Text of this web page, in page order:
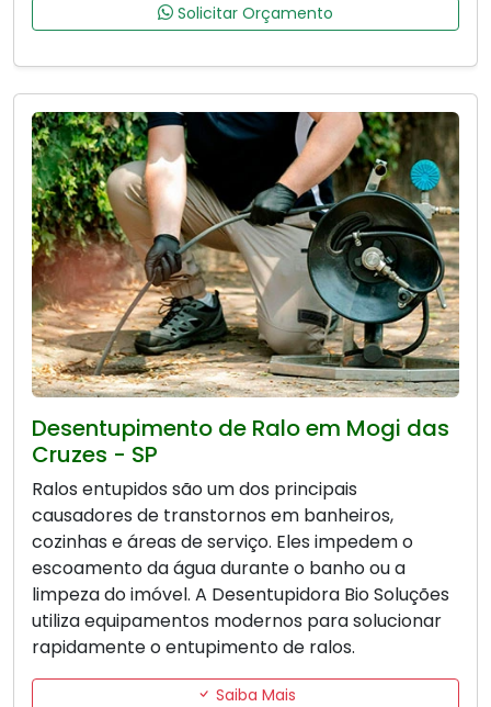
Solicitar Orçamento
Desentupimento de Ralo em Mogi das
Cruzes - SP
Ralos entupidos são um dos principais
causadores de transtornos em banheiros,
cozinhas e áreas de serviço. Eles impedem o
escoamento da água durante o banho ou a
limpeza do imóvel. A Desentupidora Bio Soluções
utiliza equipamentos modernos para solucionar
rapidamente o entupimento de ralos.
Saiba Mais